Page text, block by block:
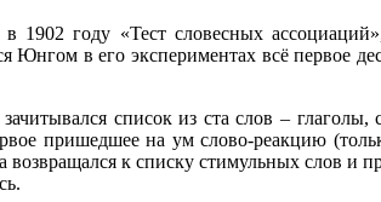
году «Тест словесных
Юнгом в его экспериментах всё первое
список из ста слов –
пришедшее на ум слово-реакцию
к списку стимульных слов и